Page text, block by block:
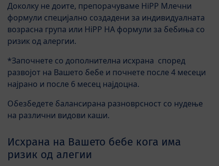
Доколку не доите, препорачуваме HiPP Млечни
формули специјално создадени за индивидуалната
возрасна група или HiPP HA формули за бебиња со
ризик од алергии.
*Започнете со дополнителна исхрана според
развојот на Вашето бебе и почнете после 4 месеци
најрано и после 6 месец најдоцна.
Обезбедете балансирана разноврсност со нудење
на различни видови каши.
Исхрана на Вашето бебе кога има
ризик од алегии